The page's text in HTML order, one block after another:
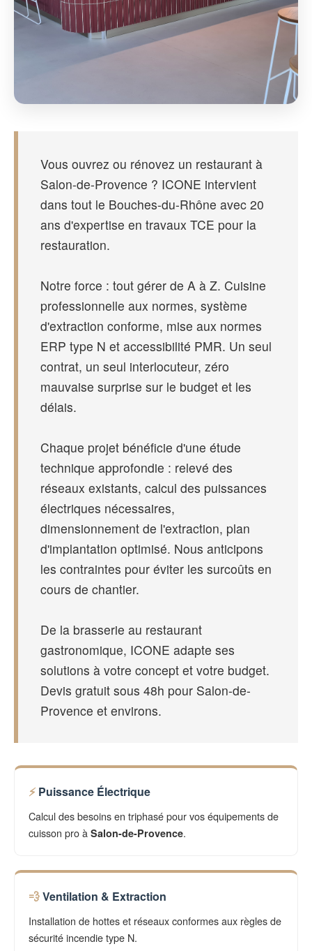
Vous ouvrez ou rénovez un restaurant à
Salon-de-Provence ? ICONE intervient
dans tout le Bouches-du-Rhône avec 20
ans d'expertise en travaux TCE pour la
restauration.
Notre force : tout gérer de A à Z. Cuisine
professionnelle aux normes, système
d'extraction conforme, mise aux normes
ERP type N et accessibilité PMR. Un seul
contrat, un seul interlocuteur, zéro
mauvaise surprise sur le budget et les
délais.
Chaque projet bénéficie d'une étude
technique approfondie : relevé des
réseaux existants, calcul des puissances
électriques nécessaires,
dimensionnement de l'extraction, plan
d'implantation optimisé. Nous anticipons
les contraintes pour éviter les surcoûts en
cours de chantier.
De la brasserie au restaurant
gastronomique, ICONE adapte ses
solutions à votre concept et votre budget.
Devis gratuit sous 48h pour Salon-de-
Provence et environs.
Puissance Électrique
Calcul des besoins en triphasé pour vos équipements de
cuisson pro à Salon-de-Provence.
Ventilation & Extraction
Installation de hottes et réseaux conformes aux règles de
sécurité incendie type N.